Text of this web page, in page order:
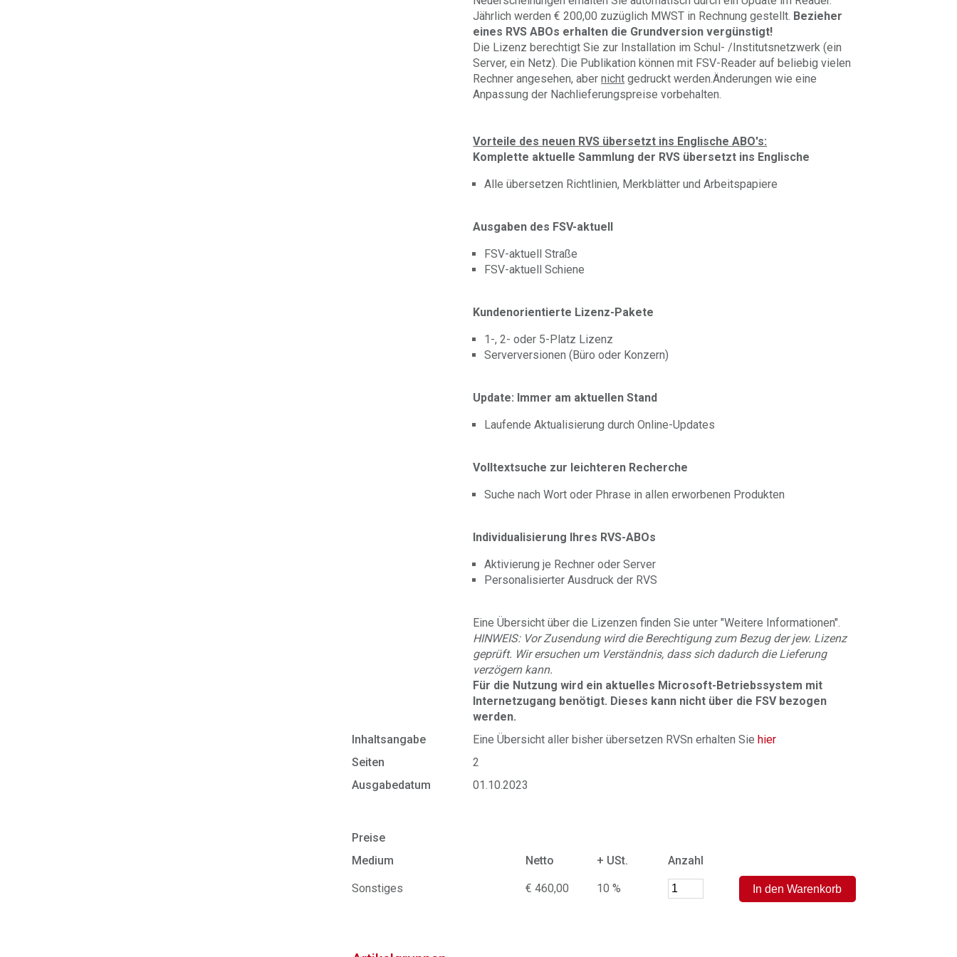
Jährlich werden € 200,00 zuzüglich MWST in Rechnung gestellt. Bezieher
eines RVS ABOs erhalten die Grundversion vergünstigt!
Die Lizenz berechtigt Sie zur Installation im Schul- /Institutsnetzwerk (ein
Server, ein Netz). Die Publikation können mit FSV-Reader auf beliebig vielen
Rechner angesehen, abernicht gedruckt werden.Änderungen wie eine
Anpassung der Nachlieferungspreise vorbehalten.
Vorteile des neuen RVS übersetzt ins Englische ABO's:
Komplette aktuelle Sammlung der RVS übersetzt ins Englische
Alle übersetzen Richtlinien, Merkblätter und Arbeitspapiere
Ausgaben des FSV-aktuell
FSV-aktuell Straße
FSV-aktuell Schiene
Kundenorientierte Lizenz-Pakete
1-, 2- oder 5-Platz Lizenz
Serverversionen (Büro oder Konzern)
Update: Immer am aktuellen Stand
Laufende Aktualisierung durch Online-Updates
Volltextsuche zur leichteren Recherche
Suche nach Wort oder Phrase in allen erworbenen Produkten
Individualisierung Ihres RVS-ABOs
Aktivierung je Rechner oder Server
Personalisierter Ausdruck der RVS
Eine Übersicht über die Lizenzen finden Sie unter "Weitere Informationen".
HINWEIS: Vor Zusendung wird die Berechtigung zum Bezug der jew. Lizenz
geprüft. Wir ersuchen um Verständnis, dass sich dadurch die Lieferung
verzögern kann.
Für die Nutzung wird ein aktuelles Microsoft-Betriebssystem mit
Internetzugang benötigt. Dieses kann nicht über die FSV bezogen
werden.
Inhaltsangabe
Eine Übersicht aller bisher übersetzen RVSn erhalten Siehier
Seiten
2
Ausgabedatum
01.10.2023
Preise
Medium
Netto + USt. Anzahl
Sonstiges € 460,00 10 %